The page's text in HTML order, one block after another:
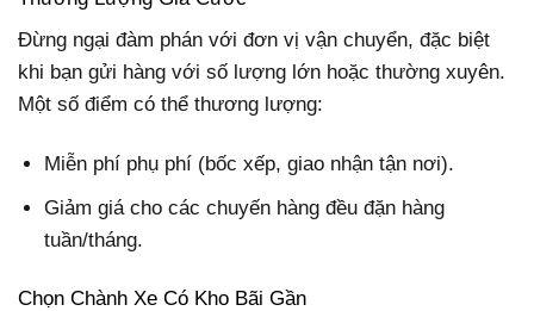
Đừng ngại đàm phán với đơn vị vận chuyển, đặc biệt
khi bạn gửi hàng với số lượng lớn hoặc thường xuyên.
Một số điểm có thể thương lượng:
Miễn phí phụ phí (bốc xếp, giao nhận tận nơi).
Giảm giá cho các chuyến hàng đều đặn hàng
tuần/tháng.
Chọn Chành Xe Có Kho Bãi Gần